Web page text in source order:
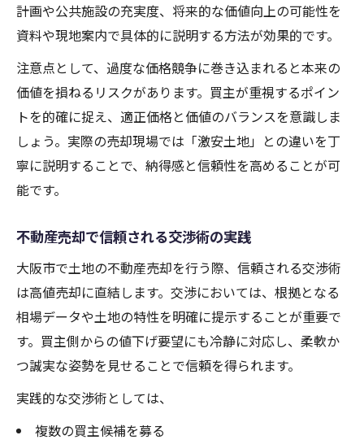
計画や公共施設の充実度、将来的な価値向上の可能性を
資料や現地案内で具体的に説明する方法が効果的です。
注意点として、過度な価格競争に巻き込まれると本来の
価値を損ねるリスクがあります。買主が重視するポイン
トを的確に捉え、適正価格と価値のバランスを意識しま
しょう。実際の売却現場では「激安土地」との違いを丁
寧に説明することで、納得感と信頼性を高めることが可
能です。
不動産売却で信頼される交渉術の実践
大阪市で土地の不動産売却を行う際、信頼される交渉術
は高値売却に直結します。交渉においては、根拠となる
相場データや土地の特性を明確に提示することが重要で
す。買主側からの値下げ要望にも冷静に対応し、柔軟か
つ誠実な姿勢を見せることで信頼を得られます。
実践的な交渉術としては、
複数の買主候補を募る